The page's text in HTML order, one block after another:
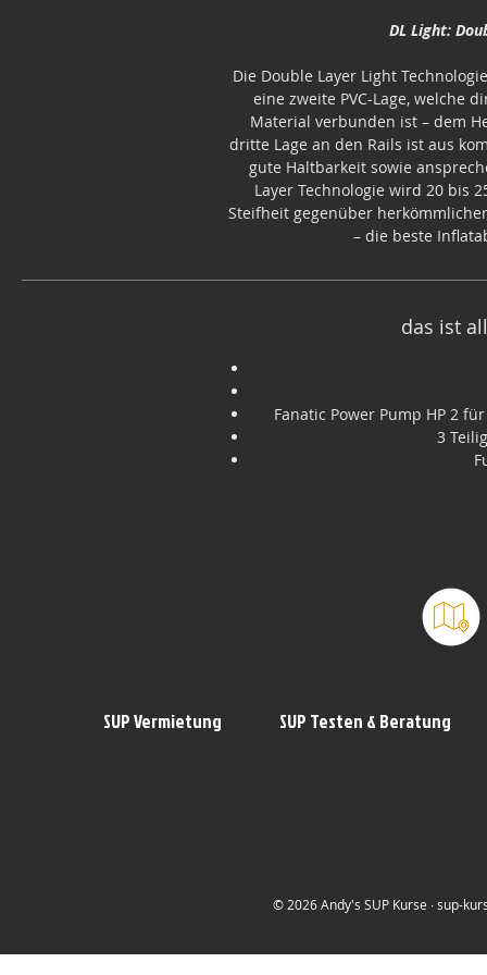
DL Light:
Die Double Layer Light
eine zweite PVC-Lage, welche
Material verbunden ist – dem
dritte Lage an den Rails ist aus
gute Haltbarkeit sowie
Layer Technologie wird 20 bis
Steifheit gegenüber
– die beste
das ist
Fanatic Power Pump HP 2
3
SUP Vermietung SUP Testen & Beratung
© 2026 Andy's SUP Kurse ∙ sup-